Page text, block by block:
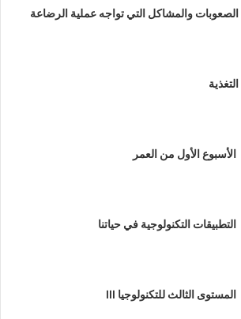
الصعوبات والمشاكل التي تواجه عملية الرضاعة
التغذية
الأسبوع الأول من العمر
التطبيقات التكنولوجية في حياتنا
المستوى الثالث للتكنولوجيا III